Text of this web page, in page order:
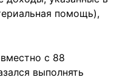
помощь),
с 88
выполнять